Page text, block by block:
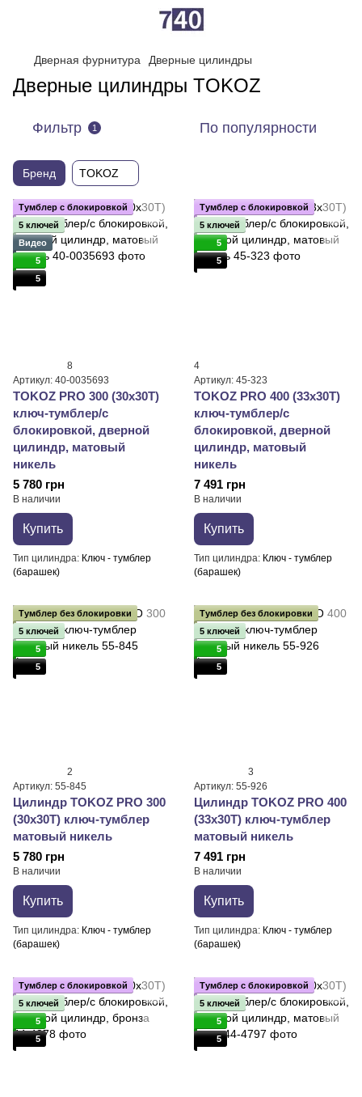
Дверная фурнитура Дверные цилиндры
Дверные цилиндры TOKOZ
Фильтр 1 По популярности
Бренд TOKOZ
Тумблер с блокировкой
5 ключей
Видео
5
5
8
Артикул: 40-0035693
TOKOZ PRO 300 (30x30T)
ключ-тумблер/с
блокировкой, дверной
цилиндр, матовый
никель
5 780 грн
В наличии
Купить
Тип цилиндра Ключ - тумблер
(барашек)
Тумблер с блокировкой
5 ключей
5
5
4
Артикул: 45-323
TOKOZ PRO 400 (33x30T)
ключ-тумблер/с
блокировкой, дверной
цилиндр, матовый
никель
7 491 грн
В наличии
Купить
Тип цилиндра Ключ - тумблер
(барашек)
Тумблер без блокировки
5 ключей
5
5
2
Артикул: 55-845
Цилиндр TOKOZ PRO 300
(30x30T) ключ-тумблер
матовый никель
5 780 грн
В наличии
Купить
Тип цилиндра Ключ - тумблер
(барашек)
Тумблер без блокировки
5 ключей
5
5
3
Артикул: 55-926
Цилиндр TOKOZ PRO 400
(33x30T) ключ-тумблер
матовый никель
7 491 грн
В наличии
Купить
Тип цилиндра Ключ - тумблер
(барашек)
Тумблер с блокировкой
5 ключей
5
5
Тумблер с блокировкой
5 ключей
5
5